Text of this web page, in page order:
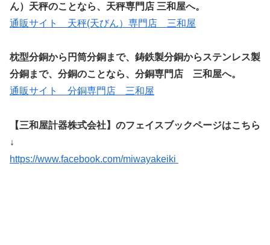
ん）天秤のことなら、天秤専門店 三和屋へ。
通販サイト 天秤(天びん）専門店 三和屋
枕型分銅から円筒分銅まで、鋳鉄製分銅からステンレス製
分銅まで、分銅のことなら、分銅専門店 三和屋へ。
通販サイト 分銅専門店 三和屋
【三和屋計器株式会社】のフェイスブックページはこちら
↓
https://www.facebook.com/miwayakeiki